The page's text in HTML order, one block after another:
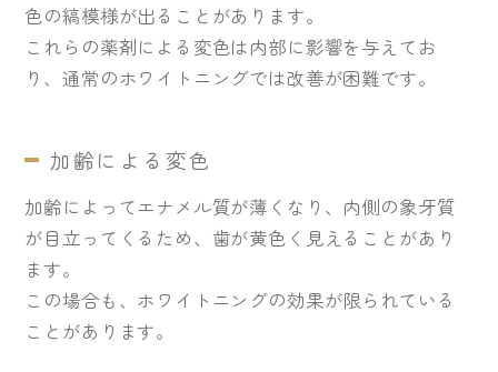
色の縞模様が出ることがあります。
これらの薬剤による変色は内部に影響を与えてお
り、通常のホワイトニングでは改善が困難です。
加齢による変色
加齢によってエナメル質が薄くなり、内側の象牙質
が目立ってくるため、歯が黄色く見えることがあり
ます。
この場合も、ホワイトニングの効果が限られている
ことがあります。